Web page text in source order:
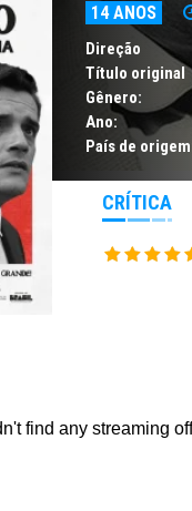
14 ANOS
Direção
Título original
Gênero:
Ano:
País de
CRÍTICA